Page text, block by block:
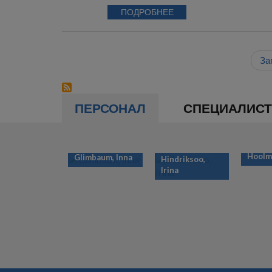
ПОДРОБНЕЕ
ПЕРСОНАЛ
Glimbaum, Inna
Hindriksoo,
Irina